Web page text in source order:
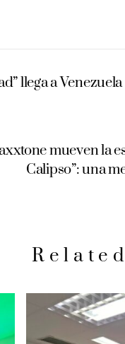
llega a Venezuela
mueven la
Calipso”: una